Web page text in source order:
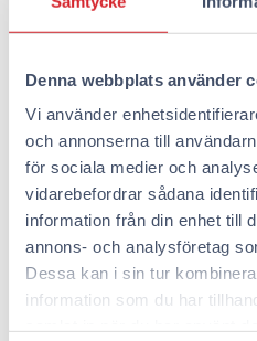
Denna webbplats använder
Vi använder
och annonserna till
för sociala medier och
vidarebefordrar sådana
information från din enhet till
annons- och analysföretag
Dessa kan i sin tur
information som du har
kohteliaisuussääntöjä:
Soita aina etukäteen ja
tervetulleita
Vieraile vähemmän
Varmista, että koirasi
julkisiin tiloihin
Pidä koira aina
pöytää
Ota mukaan vettä ja
viihtyy paikallaan